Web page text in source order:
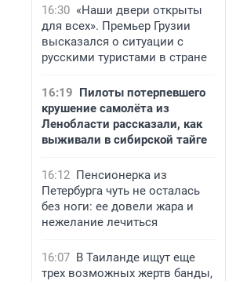
16:30 «Наши двери открыты
для всех». Премьер Грузии
высказался о ситуации с
русскими туристами в стране
16:19 Пилоты потерпевшего
крушение самолёта из
Ленобласти рассказали, как
выживали в сибирской тайге
16:12 Пенсионерка из
Петербурга чуть не осталась
без ноги: ее довели жара и
нежелание лечиться
16:07 В Таиланде ищут еще
трех возможных жертв банды,